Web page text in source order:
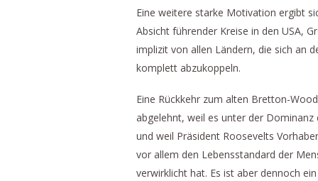
Eine weitere starke Motivation ergibt
Absicht führender Kreise in den USA,
implizit von allen Ländern, die sich an
komplett abzukoppeln.
Eine Rückkehr zum alten Bretton-
abgelehnt, weil es unter der
und weil Präsident Roosevelts
vor allem den Lebensstandard der
verwirklicht hat. Es ist aber dennoch